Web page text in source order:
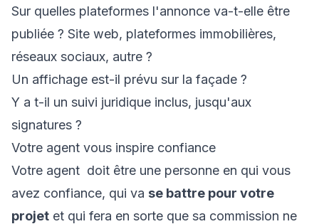
Sur quelles plateformes l'annonce va-t-elle être
publiée ? Site web, plateformes immobilières,
réseaux sociaux, autre ?
Un affichage est-il prévu sur la façade ?
Y a t-il un suivi juridique inclus, jusqu'aux
signatures ?
Votre agent vous inspire confiance
Votre agent doit être une personne en qui vous
avez confiance, qui va se battre pour votre
projet et qui fera en sorte que sa commission ne